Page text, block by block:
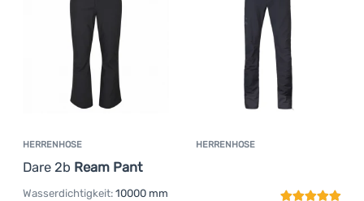
HERRENHOSE
Dare 2b Ream Pant
Wasserdichtigkeit: 10000 mm
HERRENHOSE